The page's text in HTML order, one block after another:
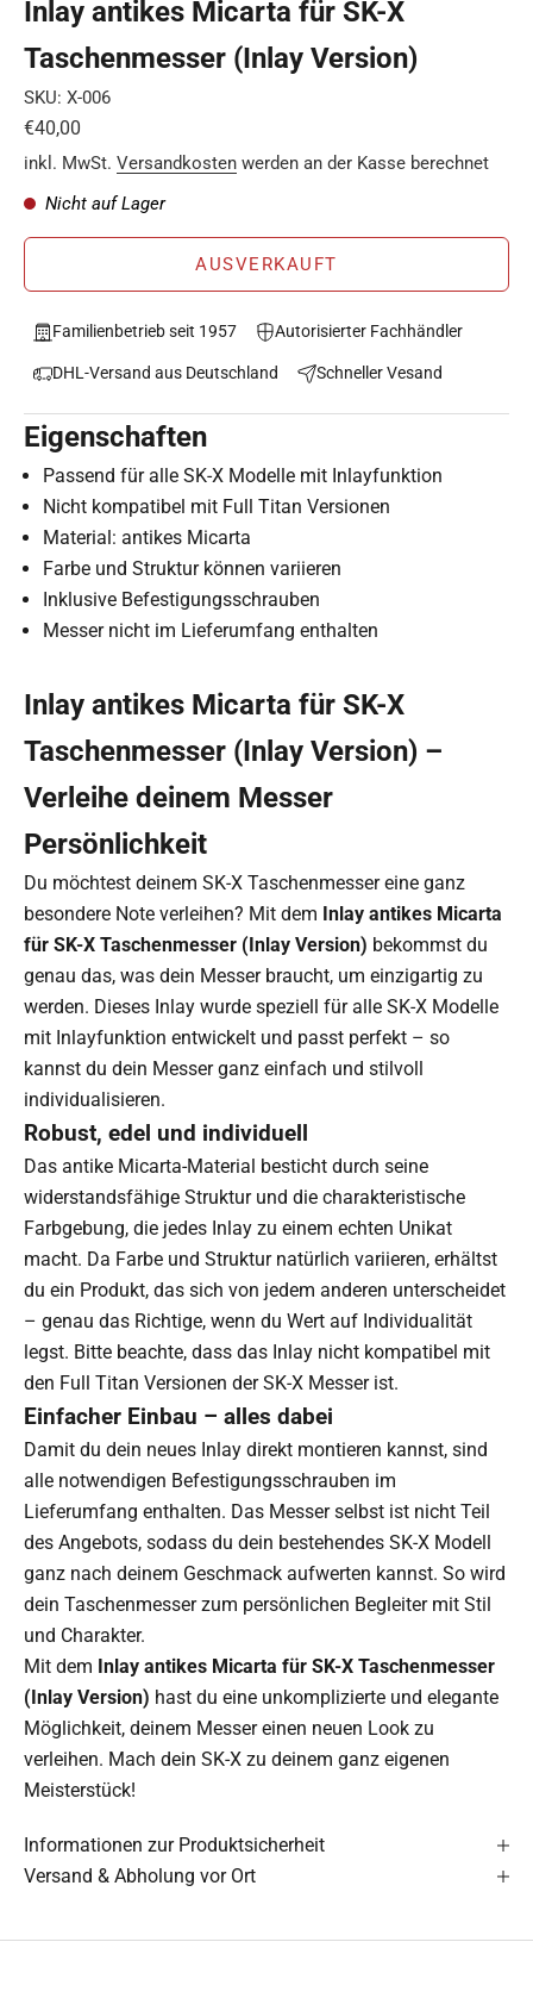
Inlay antikes Micarta für SK-X
Taschenmesser (Inlay Version)
SKU: X-006
Angebot
€40,00
inkl. MwSt. Versandkosten werden an der Kasse berechnet
Nicht auf Lager
AUSVERKAUFT
Familienbetrieb seit 1957 Autorisierter Fachhändler
DHL-Versand aus Deutschland Schneller Vesand
Eigenschaften
Passend für alle SK-X Modelle mit Inlayfunktion
Nicht kompatibel mit Full Titan Versionen
Material: antikes Micarta
Farbe und Struktur können variieren
Inklusive Befestigungsschrauben
Messer nicht im Lieferumfang enthalten
Inlay antikes Micarta für SK-X
Taschenmesser (Inlay Version) –
Verleihe deinem Messer
Persönlichkeit
Du möchtest deinem SK-X Taschenmesser eine ganz
besondere Note verleihen? Mit dem Inlay antikes Micarta
für SK-X Taschenmesser (Inlay Version) bekommst du
genau das, was dein Messer braucht, um einzigartig zu
werden. Dieses Inlay wurde speziell für alle SK-X Modelle
mit Inlayfunktion entwickelt und passt perfekt – so
kannst du dein Messer ganz einfach und stilvoll
individualisieren.
Robust, edel und individuell
Das antike Micarta-Material besticht durch seine
widerstandsfähige Struktur und die charakteristische
Farbgebung, die jedes Inlay zu einem echten Unikat
macht. Da Farbe und Struktur natürlich variieren, erhältst
du ein Produkt, das sich von jedem anderen unterscheidet
– genau das Richtige, wenn du Wert auf Individualität
legst. Bitte beachte, dass das Inlay nicht kompatibel mit
den Full Titan Versionen der SK-X Messer ist.
Einfacher Einbau – alles dabei
Damit du dein neues Inlay direkt montieren kannst, sind
alle notwendigen Befestigungsschrauben im
Lieferumfang enthalten. Das Messer selbst ist nicht Teil
des Angebots, sodass du dein bestehendes SK-X Modell
ganz nach deinem Geschmack aufwerten kannst. So wird
dein Taschenmesser zum persönlichen Begleiter mit Stil
und Charakter.
Mit dem Inlay antikes Micarta für SK-X Taschenmesser
(Inlay Version) hast du eine unkomplizierte und elegante
Möglichkeit, deinem Messer einen neuen Look zu
verleihen. Mach dein SK-X zu deinem ganz eigenen
Meisterstück!
Informationen zur Produktsicherheit
Versand & Abholung vor Ort